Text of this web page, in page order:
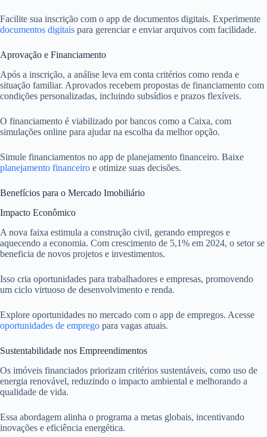
Facilite sua inscrição com o app de documentos digitais. Experimente
documentos digitais para gerenciar e enviar arquivos com facilidade.
Aprovação e Financiamento
Após a inscrição, a análise leva em conta critérios como renda e
situação familiar. Aprovados recebem propostas de financiamento com
condições personalizadas, incluindo subsídios e prazos flexíveis.
O financiamento é viabilizado por bancos como a Caixa, com
simulações online para ajudar na escolha da melhor opção.
Simule financiamentos no app de planejamento financeiro. Baixe
planejamento financeiro e otimize suas decisões.
Benefícios para o Mercado Imobiliário
Impacto Econômico
A nova faixa estimula a construção civil, gerando empregos e
aquecendo a economia. Com crescimento de 5,1% em 2024, o setor se
beneficia de novos projetos e investimentos.
Isso cria oportunidades para trabalhadores e empresas, promovendo
um ciclo virtuoso de desenvolvimento e renda.
Explore oportunidades no mercado com o app de empregos. Acesse
oportunidades de emprego para vagas atuais.
Sustentabilidade nos Empreendimentos
Os imóveis financiados priorizam critérios sustentáveis, como uso de
energia renovável, reduzindo o impacto ambiental e melhorando a
qualidade de vida.
Essa abordagem alinha o programa a metas globais, incentivando
inovações e eficiência energética.